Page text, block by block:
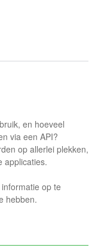
en hoeveel
via een API?
op allerlei plekken,
applicaties.
op te
hebben.